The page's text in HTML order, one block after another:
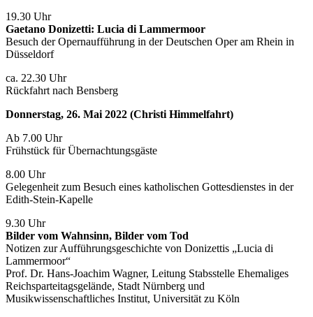
19.30 Uhr
Gaetano Donizetti: Lucia di Lammermoor
Besuch der Opernaufführung in der Deutschen Oper am Rhein in
Düsseldorf
ca. 22.30 Uhr
Rückfahrt nach Bensberg
Donnerstag, 26. Mai 2022 (Christi Himmelfahrt)
Ab 7.00 Uhr
Frühstück für Übernachtungsgäste
8.00 Uhr
Gelegenheit zum Besuch eines katholischen Gottesdienstes in der
Edith-Stein-Kapelle
9.30 Uhr
Bilder vom Wahnsinn, Bilder vom Tod
Notizen zur Aufführungsgeschichte von Donizettis „Lucia di
Lammermoor“
Prof. Dr. Hans-Joachim Wagner, Leitung Stabsstelle Ehemaliges
Reichsparteitagsgelände, Stadt Nürnberg und
Musikwissenschaftliches Institut, Universität zu Köln